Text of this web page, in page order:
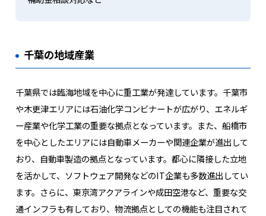
千葉の地域産業
千葉県では臨海地域を中心に重工業が発達しています。千葉市
や木更津エリアには石油化学コンビナートが広がり、エネルギ
ー産業や化学工業の重要な拠点となっています。また、船橋市
を中心としたエリアには自動車メーカーや関連企業が進出して
おり、自動車製造の拠点となっています。都心に隣接した立地
を活かして、ソフトウェア開発などのIT企業も多数進出してい
ます。さらに、東京湾アクアラインや成田空港など、重要な交
通インフラも有しており、物流拠点としての機能も注目されて